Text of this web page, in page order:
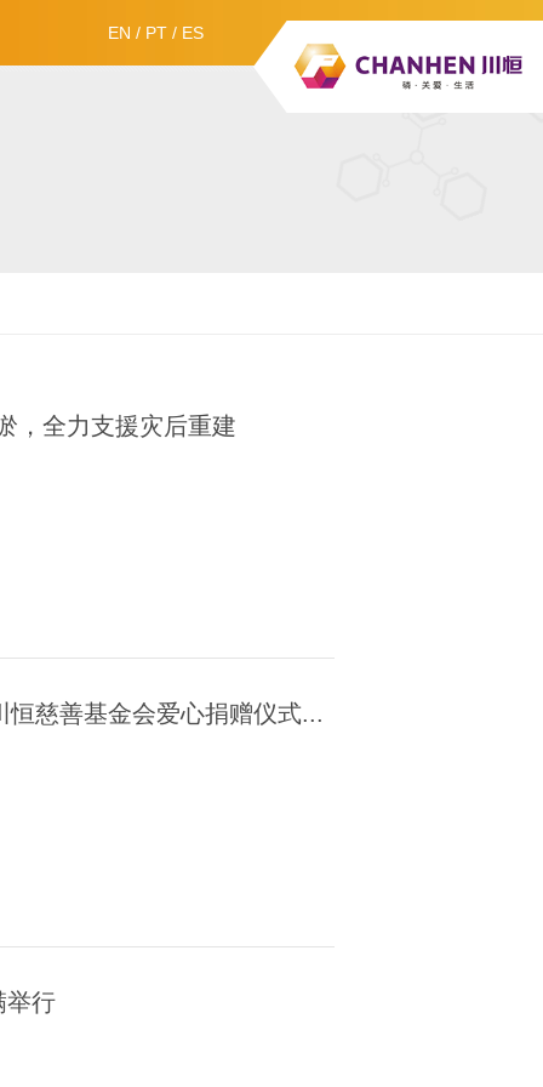
EN / PT / ES
，全力支援灾后重建
慈善基金会爱心捐赠仪式...
举行